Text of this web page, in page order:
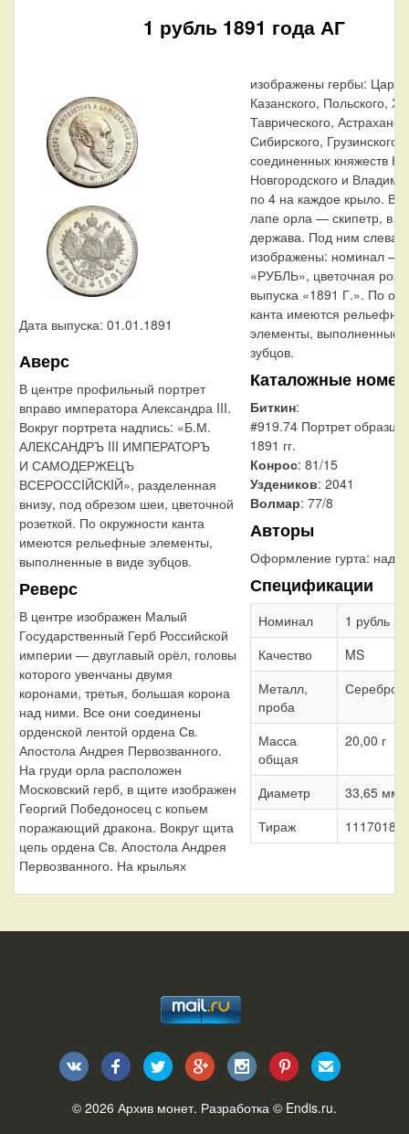
1 рубль 1891 года АГ
Дата выпуска: 01.01.1891
Аверс
В центре профильный портрет
вправо императора Александра III.
Вокруг портрета надпись: «Б.М.
АЛЕКСАНДРЪ III ИМПЕРАТОРЪ
И САМОДЕРЖЕЦЪ
ВСЕРОССIЙСКIЙ», разделенная
внизу, под обрезом шеи, цветочной
розеткой. По окружности канта
имеются рельефные элементы,
выполненные в виде зубцов.
Реверс
В центре изображен Малый
Государственный Герб Российской
империи — двуглавый орёл, головы
которого увенчаны двумя
коронами, третья, большая корона
над ними. Все они соединены
орденской лентой ордена Св.
Апостола Андрея Первозванного.
На груди орла расположен
Московский герб, в щите изображен
Георгий Победоносец с копьем
поражающий дракона. Вокруг щита
цепь ордена Св. Апостола Андрея
Первозванного. На крыльях
изображены гербы:
Казанского, Польского,
Таврического,
Сибирского, Грузинского
соединенных княжеств
Новгородского и
по 4 на каждое крыло. В
лапе орла — скипетр, в
держава. Под ним слева
изображены: номинал —
«РУБЛЬ», цветочная
выпуска «1891 Г.». По
канта имеются
элементы, выполненные
зубцов.
Каталожные
Биткин:
#919.74 Портрет
1891 гг.
Конрос: 81/15
Уздеников: 2041
Волмар: 77/8
Авторы
Оформление гурта:
Спецификации
Номинал
1 рубль
Качество
MS
Металл,
проба
Серебро
Масса
общая
20,00 г
Диаметр
33,65 мм
Тираж
1117018
© 2026 Архив монет. Разработка © Endis.ru.